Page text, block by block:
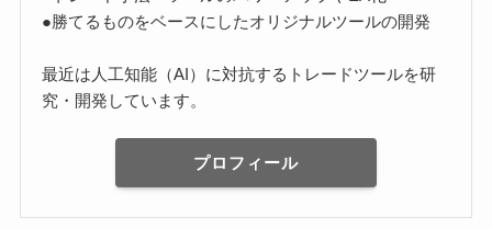
●勝てるものをベースにしたオリジナルツールの開発
最近は人工知能（AI）に対抗するトレードツールを研
究・開発しています。
プロフィール